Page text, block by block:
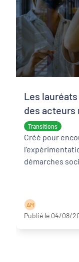
Transitions
Les lauréats
des acteurs
écologique
Créé pour
A M
Publié le 04/08/